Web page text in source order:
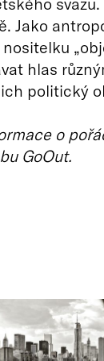
Jako
hlas
politický
o
GoOut.